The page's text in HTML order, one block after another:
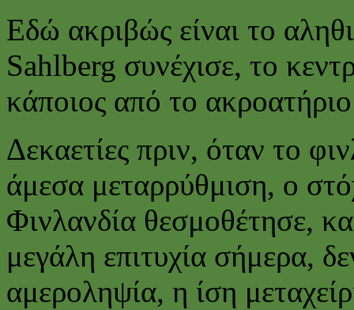
Εδώ ακριβώς είναι το
Sahlberg συνέχισε, το
κάποιος από το
Δεκαετίες πριν, όταν το
άμεσα μεταρρύθμιση, ο
Φινλανδία θεσμοθέτησε,
μεγάλη επιτυχία σήμερα,
αμεροληψία, η ίση